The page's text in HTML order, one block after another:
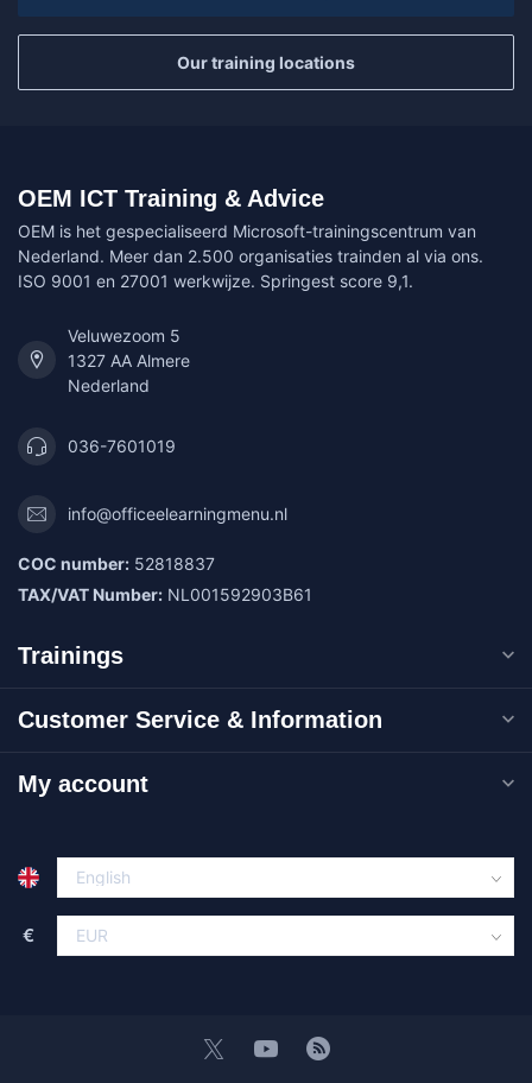
Our training locations
OEM ICT Training & Advice
OEM is het gespecialiseerd Microsoft-trainingscentrum van
Nederland. Meer dan 2.500 organisaties trainden al via ons.
ISO 9001 en 27001 werkwijze. Springest score 9,1.
Veluwezoom 5
1327 AA Almere
Nederland
036-7601019
info@officeelearningmenu.nl
COC number: 52818837
TAX/VAT Number: NL001592903B61
Trainings
Customer Service & Information
My account
€